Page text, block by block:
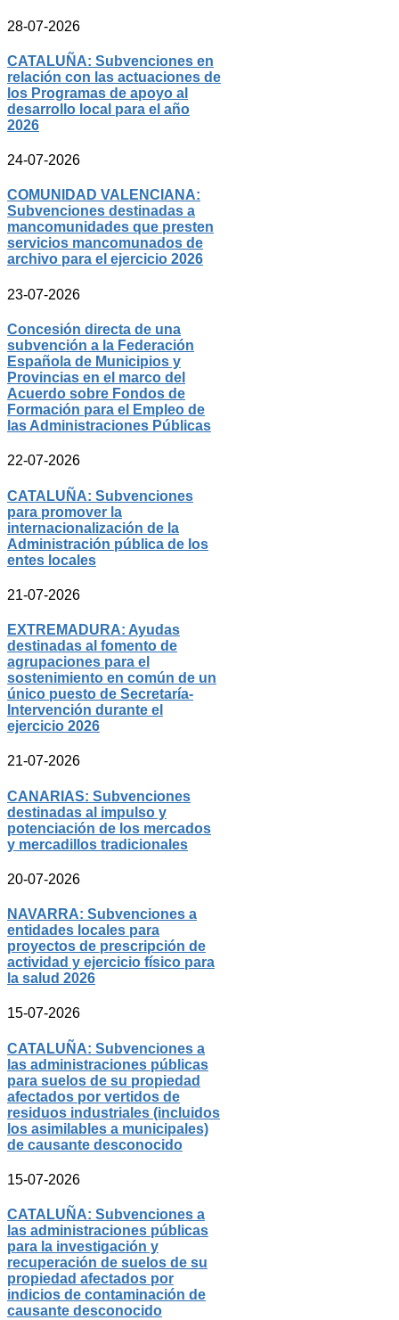
28-07-2026
CATALUÑA: Subvenciones en
relación con las actuaciones de
los Programas de apoyo al
desarrollo local para el año
2026
24-07-2026
COMUNIDAD VALENCIANA:
Subvenciones destinadas a
mancomunidades que presten
servicios mancomunados de
archivo para el ejercicio 2026
23-07-2026
Concesión directa de una
subvención a la Federación
Española de Municipios y
Provincias en el marco del
Acuerdo sobre Fondos de
Formación para el Empleo de
las Administraciones Públicas
22-07-2026
CATALUÑA: Subvenciones
para promover la
internacionalización de la
Administración pública de los
entes locales
21-07-2026
EXTREMADURA: Ayudas
destinadas al fomento de
agrupaciones para el
sostenimiento en común de un
único puesto de Secretaría-
Intervención durante el
ejercicio 2026
21-07-2026
CANARIAS: Subvenciones
destinadas al impulso y
potenciación de los mercados
y mercadillos tradicionales
20-07-2026
NAVARRA: Subvenciones a
entidades locales para
proyectos de prescripción de
actividad y ejercicio físico para
la salud 2026
15-07-2026
CATALUÑA: Subvenciones a
las administraciones públicas
para suelos de su propiedad
afectados por vertidos de
residuos industriales (incluidos
los asimilables a municipales)
de causante desconocido
15-07-2026
CATALUÑA: Subvenciones a
las administraciones públicas
para la investigación y
recuperación de suelos de su
propiedad afectados por
indicios de contaminación de
causante desconocido